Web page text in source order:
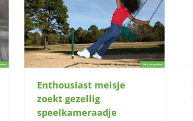
Enthousiast meisje
zoekt gezellig
speelkameraadje
Help jij creatief meisje met Nederlands
leren?